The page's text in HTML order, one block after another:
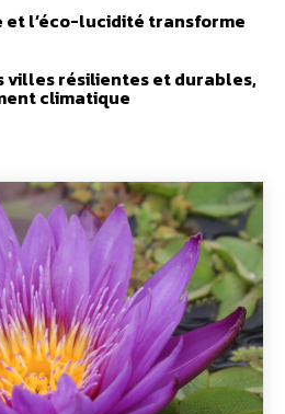
et l’éco-lucidité transforme
villes résilientes et durables,
climatique